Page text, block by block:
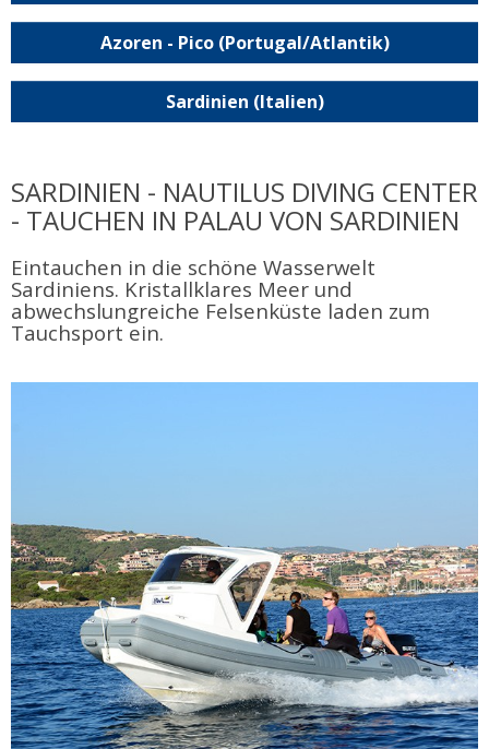
Azoren - Pico (Portugal/Atlantik)
Sardinien (Italien)
SARDINIEN - NAUTILUS DIVING CENTER
- TAUCHEN IN PALAU VON SARDINIEN
Eintauchen in die schöne Wasserwelt
Sardiniens. Kristallklares Meer und
abwechslungreiche Felsenküste laden zum
Tauchsport ein.